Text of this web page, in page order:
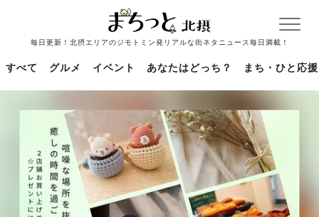
毎日更新！北摂エリアのジモトミン発リアルな街ネタニュース毎日満載！
すべて グルメ イベント あなたはどっち？ まち・ひと応援